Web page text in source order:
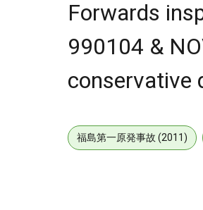
Forwards
990104 &
conservative
福島第一原発事故 (2011)